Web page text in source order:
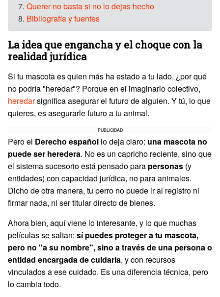
7. Querer no basta si no lo dejas hecho
8. Bibliografía y fuentes
La idea que engancha y el choque con la
realidad jurídica
Si tu mascota es quien más ha estado a tu lado, ¿por qué
no podría "heredar"? Porque en el imaginario colectivo,
heredarsignifica asegurar el futuro de alguien. Y tú, lo que
quieres, es asegurarle futuro a tu animal.
PUBLICIDAD
Pero el Derecho español lo deja claro: una mascota no
puede ser heredera. No es un capricho reciente, sino que
el sistema sucesorio está pensado para personas (y
entidades) con capacidad jurídica, no para animales.
Dicho de otra manera, tu perro no puede ir al registro ni
firmar nada, ni ser titular directo de bienes.
Ahora bien, aquí viene lo interesante, y lo que muchas
películas se saltan: sí puedes proteger a tu mascota,
pero no "a su nombre", sino a través de una persona o
entidad encargada de cuidarla, y con recursos
vinculados a ese cuidado. Es una diferencia técnica, pero
lo cambia todo.